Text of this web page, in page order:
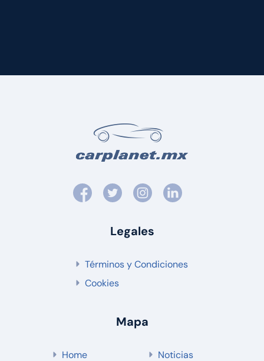
Legales
Términos y Condiciones
Cookies
Mapa
Home Noticias